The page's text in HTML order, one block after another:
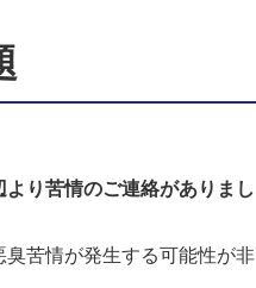
り苦情のご連絡がありまし
苦情が発生する可能性が非